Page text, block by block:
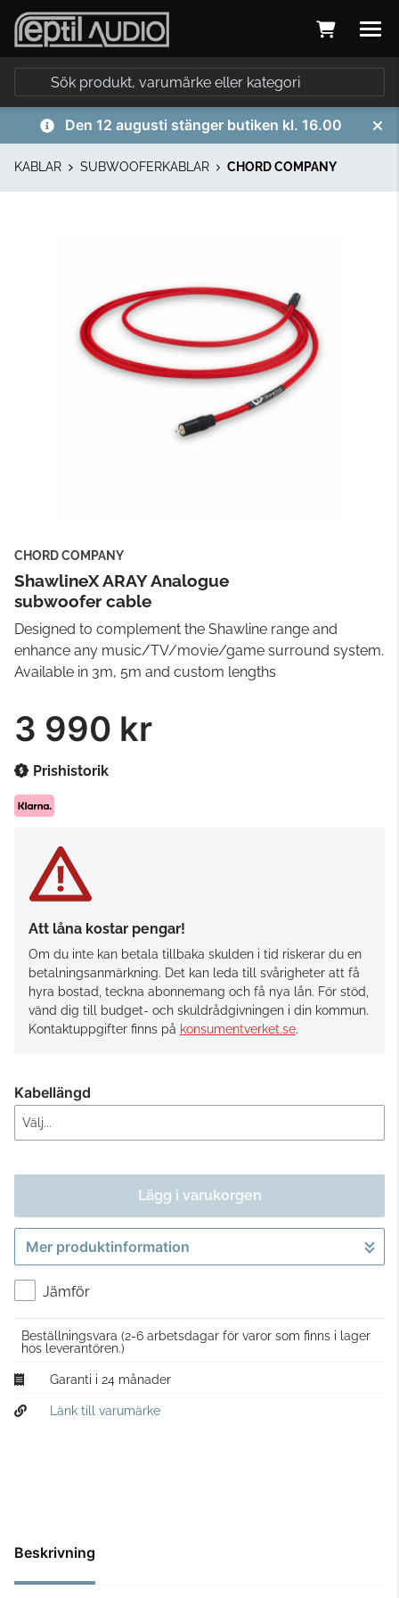
Den 12 augusti stänger butiken kl. 16.00
KABLAR SUBWOOFERKABLAR CHORD COMPANY
CHORD COMPANY
ShawlineX ARAY Analogue
subwoofer cable
Designed to complement the Shawline range and
enhance any music/TV/movie/game surround system.
Available in 3m, 5m and custom lengths
3 990 kr
Prishistorik
Att låna kostar pengar!
Om du inte kan betala tillbaka skulden i tid riskerar du en
betalningsanmärkning. Det kan leda till svårigheter att få
hyra bostad, teckna abonnemang och få nya lån. För stöd,
vänd dig till budget- och skuldrådgivningen i din kommun.
Kontaktuppgifter finns på konsumentverket.se.
Kabellängd
Lägg i varukorgen
Gå till kassan
Mer produktinformation
Jämför
Beställningsvara (2-6 arbetsdagar för varor som finns i lager
hos leverantören.)
Garanti i 24 månader
Länk till varumärke
Beskrivning